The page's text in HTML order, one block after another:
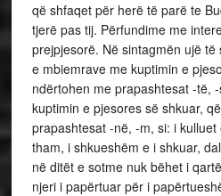
që shfaqet për herë të parë te
tjerë pas tij. Përfundime me
prejpjesorë. Në sintagmën ujë të
e mbiemrave me kuptimin e
ndërtohen me prapashtesat -të,
kuptimin e pjesores së shkuar,
prapashtesat -në, -m, si: i
tham, i shkueshëm e i shkuar,
në ditët e sotme nuk bëhet i
njeri i papërtuar për i